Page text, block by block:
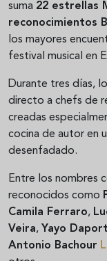
suma 22 estrellas
reconocimientos
los mayores
festival musical en
Durante tres días,
directo a chefs de
creadas
cocina de autor en
desenfadado.
Entre los nombres
reconocidos como
Camila Ferraro,
Veira, Yayo
Antonio Bachour